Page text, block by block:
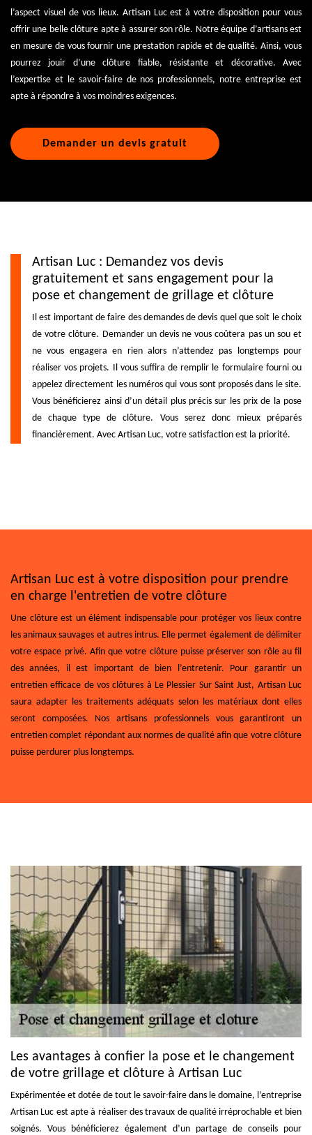
l’aspect visuel de vos lieux. Artisan Luc est à votre disposition pour vous
offrir une belle clôture apte à assurer son rôle. Notre équipe d’artisans est
en mesure de vous fournir une prestation rapide et de qualité. Ainsi, vous
pourrez jouir d’une clôture fiable, résistante et décorative. Avec
l’expertise et le savoir-faire de nos professionnels, notre entreprise est
apte à répondre à vos moindres exigences.
Demander un devis gratuit
Artisan Luc : Demandez vos devis
gratuitement et sans engagement pour la
pose et changement de grillage et clôture
Il est important de faire des demandes de devis quel que soit le choix
de votre clôture. Demander un devis ne vous coûtera pas un sou et
ne vous engagera en rien alors n’attendez pas longtemps pour
réaliser vos projets. Il vous suffira de remplir le formulaire fourni ou
appelez directement les numéros qui vous sont proposés dans le site.
Vous bénéficierez ainsi d’un détail plus précis sur les prix de la pose
de chaque type de clôture. Vous serez donc mieux préparés
financièrement. Avec Artisan Luc, votre satisfaction est la priorité.
Artisan Luc est à votre disposition pour prendre
en charge l'entretien de votre clôture
Une clôture est un élément indispensable pour protéger vos lieux contre
les animaux sauvages et autres intrus. Elle permet également de délimiter
votre espace privé. Afin que votre clôture puisse préserver son rôle au fil
des années, il est important de bien l’entretenir. Pour garantir un
entretien efficace de vos clôtures à Le Plessier Sur Saint Just, Artisan Luc
saura adapter les traitements adéquats selon les matériaux dont elles
seront composées. Nos artisans professionnels vous garantiront un
entretien complet répondant aux normes de qualité afin que votre clôture
puisse perdurer plus longtemps.
Les avantages à confier la pose et le changement
de votre grillage et clôture à Artisan Luc
Expérimentée et dotée de tout le savoir-faire dans le domaine, l’entreprise
Artisan Luc est apte à réaliser des travaux de qualité irréprochable et bien
soignés. Vous bénéficierez également d’un partage de conseils pour